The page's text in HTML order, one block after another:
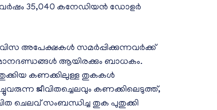
35,040 കനേഡിയൻ ഡോളർ
വിസ അപേക്ഷകൾ സമർപ്പിക്കുന്നവർക്ക്
മാനദണ്ഡങ്ങൾ ആയിരക്കും ബാധകം.
കണക്കിലുള്ള തുകകൾ
ജീവിതച്ചെലവും കണക്കിലെടുത്ത്,
ചെലവ് സംബന്ധിച്ച തുക പുതുക്കി